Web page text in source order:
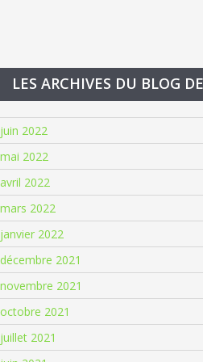
LES ARCHIVES DU BLOG
juin 2022
mai 2022
avril 2022
mars 2022
janvier 2022
décembre 2021
novembre 2021
octobre 2021
juillet 2021